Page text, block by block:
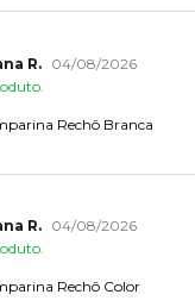
R.
04/08/2026
Rechô Branca
R.
04/08/2026
Rechô Color